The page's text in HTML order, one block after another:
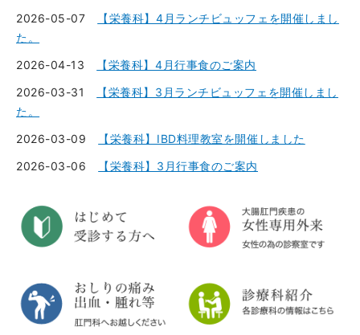
2026-05-07
【栄養科】4月ランチビュッフェを開催しまし
た。
2026-04-13
【栄養科】4月行事食のご案内
2026-03-31
【栄養科】3月ランチビュッフェを開催しまし
た。
2026-03-09
【栄養科】IBD料理教室を開催しました
2026-03-06
【栄養科】3月行事食のご案内